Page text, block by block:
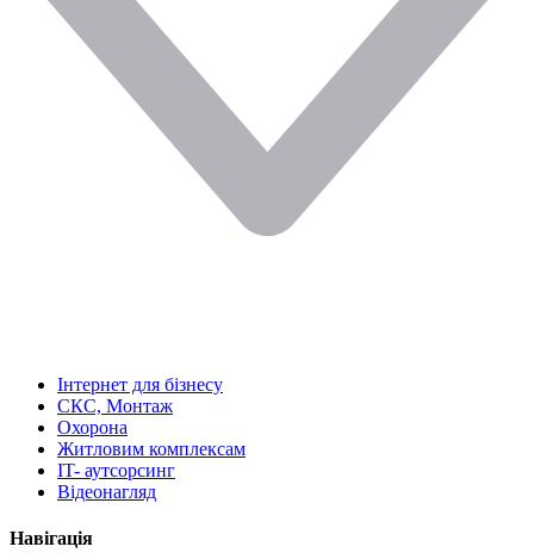
Інтернет для бізнесу
СКС, Монтаж
Охорона
Житловим комплексам
IT- аутсорсинг
Відеонагляд
Навігація